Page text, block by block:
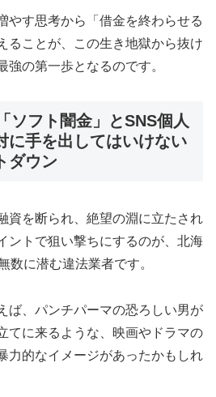
やす思考から「借金を終わらせる
ることが、この生き地獄から抜け
強の第一歩となるのです。
ソフト闇金」とSNS個人
に手を出してはいけない
ダウン
資を断られ、絶望の淵に立たされ
ントで狙い撃ちにするのが、北海
数に潜む違法業者です。
ば、パンチパーマの恐ろしい男が
てに来るような、映画やドラマの
力的なイメージがあったかもしれ